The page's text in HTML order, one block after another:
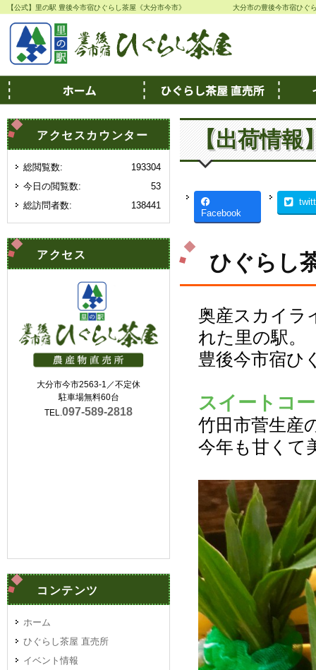
【公式】里の駅 豊後今市宿ひぐらし茶屋《大分市今市》 大分市の豊後今市宿ひぐ
【出荷情報
Facebook
ひぐらし
奥産スカイラ
れた里の駅。
豊後今市宿ひ
スイートコ
竹田市菅生産
今年も甘くて
アクセスカウンター
193304
総閲覧数:
53
今日の閲覧数:
138441
総訪問者数:
アクセス
大分市今市2563-1／不定休
駐車場無料60台
TEL.097-589-2818
コンテンツ
ホーム
ひぐらし茶屋 直売所
イベント情報